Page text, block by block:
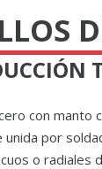
con manto
por
o radiales